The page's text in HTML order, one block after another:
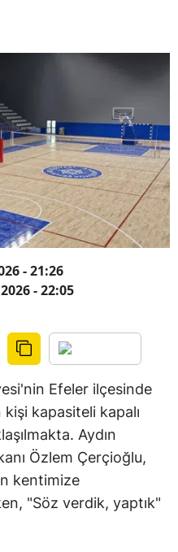
- 21:26
- 22:05
Efeler ilçesinde
kişi kapasiteli kapalı
Aydın
Özlem Çerçioğlu,
kentimize
"Söz verdik, yaptık"